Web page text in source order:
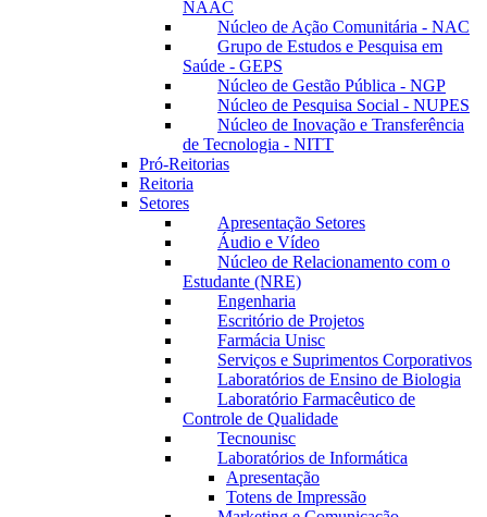
NAAC
Núcleo de Ação Comunitária - NAC
Grupo de Estudos e Pesquisa em
Saúde - GEPS
Núcleo de Gestão Pública - NGP
Núcleo de Pesquisa Social - NUPES
Núcleo de Inovação e Transferência
de Tecnologia - NITT
Pró-Reitorias
Reitoria
Setores
Apresentação Setores
Áudio e Vídeo
Núcleo de Relacionamento com o
Estudante (NRE)
Engenharia
Escritório de Projetos
Farmácia Unisc
Serviços e Suprimentos Corporativos
Laboratórios de Ensino de Biologia
Laboratório Farmacêutico de
Controle de Qualidade
Tecnounisc
Laboratórios de Informática
Apresentação
Totens de Impressão